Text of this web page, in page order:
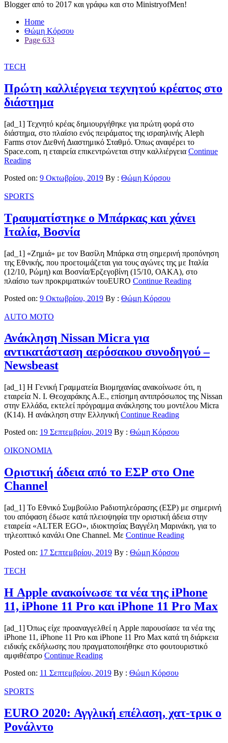
Blogger από το 2017 και γράφω και στο MinistryofMen!
Home
Θώμη Κόρσου
Page 633
TECH
Πρώτη καλλιέργεια τεχνητού κρέατος στο
διάστημα
[ad_1] Τεχνητό κρέας δημιουργήθηκε για πρώτη φορά στο
διάστημα, στο πλαίσιο ενός πειράματος της ισραηλινής Aleph
Farms στον Διεθνή Διαστημικό Σταθμό. Όπως αναφέρει το
Space.com, η εταιρεία επικεντρώνεται στην καλλιέργεια Continue
Reading
Posted on: 9 Οκτωβρίου, 2019 By : Θώμη Κόρσου
SPORTS
Τραυματίστηκε ο Μπάρκας και χάνει
Ιταλία, Βοσνία
[ad_1] «Ζημιά» με τον Βασίλη Μπάρκα στη σημερινή προπόνηση
της Εθνικής, που προετοιμάζεται για τους αγώνες της με Ιταλία
(12/10, Ρώμη) και Βοσνία/Ερζεγοβίνη (15/10, ΟΑΚΑ), στο
πλαίσιο των προκριματικών τουEURO Continue Reading
Posted on: 9 Οκτωβρίου, 2019 By : Θώμη Κόρσου
AUTO MOTO
Ανάκληση Nissan Micra για
αντικατάσταση αερόσακου συνοδηγού –
Newsbeast
[ad_1] H Γενική Γραμματεία Βιομηχανίας ανακοίνωσε ότι, η
εταιρεία N. I. Θεοχαράκης Α.Ε., επίσημη αντιπρόσωπος της Nissan
στην Ελλάδα, εκτελεί πρόγραμμα ανάκλησης του μοντέλου Micra
(K14). Η ανάκληση στην Ελληνική Continue Reading
Posted on: 19 Σεπτεμβρίου, 2019 By : Θώμη Κόρσου
ΟΙΚΟΝΟΜΙΑ
Οριστική άδεια από το ΕΣΡ στο One
Channel
[ad_1] Το Εθνικό Συμβούλιο Ρaδιοτηλεόρασης (ΕΣΡ) με σημερινή
του απόφαση έδωσε κατά πλειοψηφία την οριστική άδεια στην
εταιρεία «ALTER EGO», ιδιοκτησίας Βαγγέλη Μαρινάκη, για το
τηλεοπτικό κανάλι One Channel. Με Continue Reading
Posted on: 17 Σεπτεμβρίου, 2019 By : Θώμη Κόρσου
TECH
Η Apple ανακοίνωσε τα νέα της iPhone
11, iPhone 11 Pro και iPhone 11 Pro Max
[ad_1] Όπως είχε προαναγγελθεί η Apple παρουσίασε τα νέα της
iPhone 11, iPhone 11 Pro και iPhone 11 Pro Max κατά τη διάρκεια
ειδικής εκδήλωσης που πραγματοποιήθηκε στο φουτουριστικό
αμφιθέατρο Continue Reading
Posted on: 11 Σεπτεμβρίου, 2019 By : Θώμη Κόρσου
SPORTS
EURO 2020: Αγγλική επέλαση, χατ-τρικ ο
Ρονάλντο